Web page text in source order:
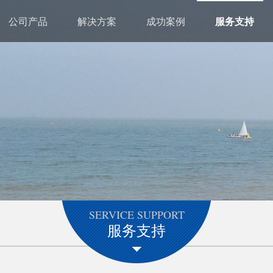
公司产品 解决方案 成功案例 服务支持
SERVICE SUPPORT
服务支持